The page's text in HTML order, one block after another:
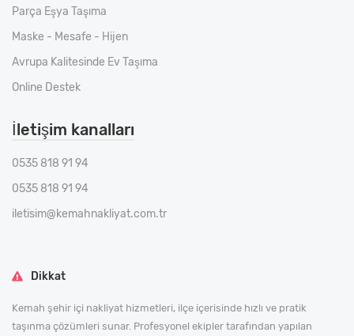
Parça Eşya Taşıma
Maske - Mesafe - Hijen
Avrupa Kalitesinde Ev Taşıma
Online Destek
İletişim kanalları
0535 818 91 94
0535 818 91 94
iletisim@kemahnakliyat.com.tr
Dikkat
Kemah şehir içi nakliyat hizmetleri, ilçe içerisinde hızlı ve pratik
taşınma çözümleri sunar. Profesyonel ekipler tarafından yapılan